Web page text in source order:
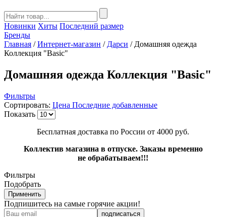
Новинки Хиты Последний размер
Бренды
Главная / Интернет-магазин / Дарси /Домашняя одежда
Коллекция "Basic"
Домашняя одежда Коллекция "Basic"
Фильтры
Сортировать: Цена Последние добавленные
Показать
Бесплатная доставка по России от 4000 руб.
Коллектив магазина в отпуске. Заказы временно
не обрабатываем!!!
Фильтры
Подобрать
Применить
Подпишитесь на самые горячие акции!